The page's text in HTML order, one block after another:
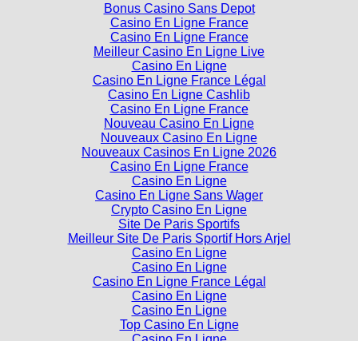
Bonus Casino Sans Depot
Casino En Ligne France
Casino En Ligne France
Meilleur Casino En Ligne Live
Casino En Ligne
Casino En Ligne France Légal
Casino En Ligne Cashlib
Casino En Ligne France
Nouveau Casino En Ligne
Nouveaux Casino En Ligne
Nouveaux Casinos En Ligne 2026
Casino En Ligne France
Casino En Ligne
Casino En Ligne Sans Wager
Crypto Casino En Ligne
Site De Paris Sportifs
Meilleur Site De Paris Sportif Hors Arjel
Casino En Ligne
Casino En Ligne
Casino En Ligne France Légal
Casino En Ligne
Casino En Ligne
Top Casino En Ligne